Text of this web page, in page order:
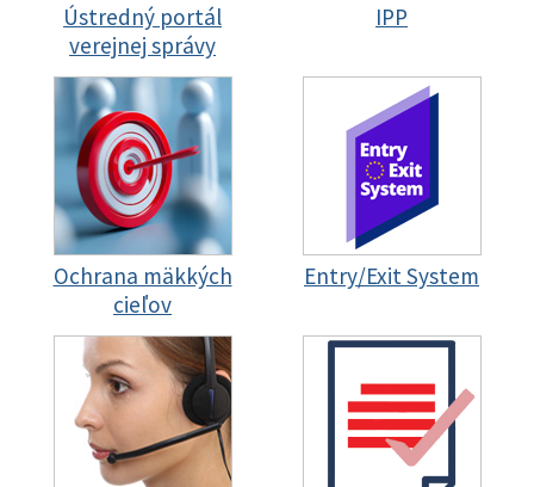
Ústredný portál
verejnej správy
IPP
Ochrana mäkkých
cieľov
Entry/Exit System